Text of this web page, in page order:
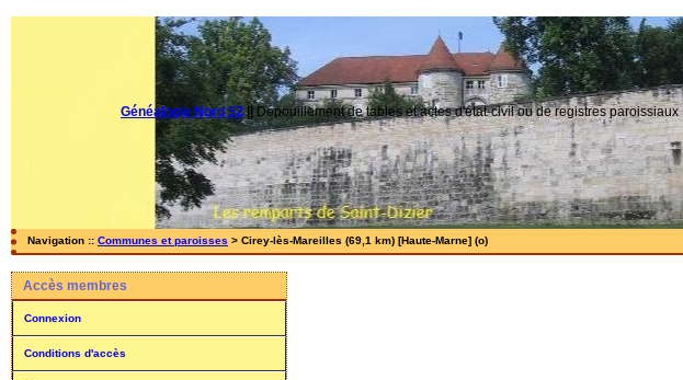
Généalogie Nord 52|| Dépouillement de tables et actes d'état-civil ou de registres paroissiaux
Navigation :: Communes et paroisses > Cirey-lès-Mareilles (69,1 km) [Haute-Marne] (o)
Accès membres
Connexion
Conditions d'accès